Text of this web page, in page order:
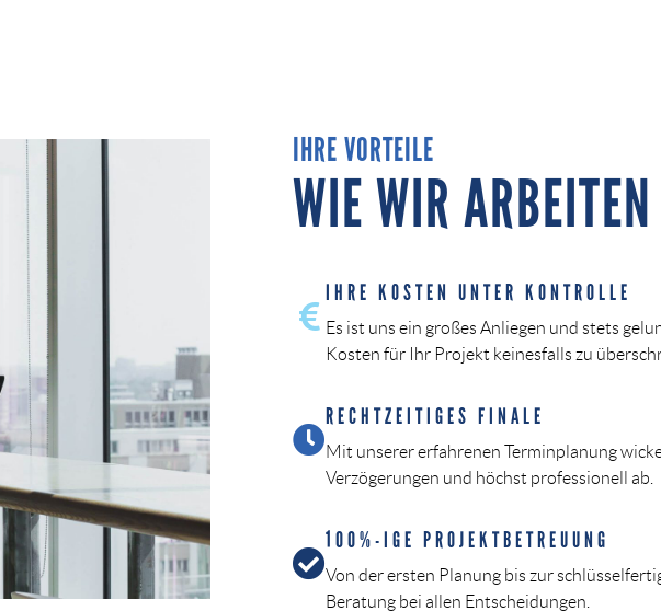
IHRE VORTEILE
WIE WIR ARBEITEN
IHRE KOSTEN UNTER KONTROLLE
Es ist uns ein großes Anliegen und stets
Kosten für Ihr Projekt keinesfalls zu
RECHTZEITIGES FINALE
Mit unserer erfahrenen Terminplanung
Verzögerungen und höchst professionell ab.
100%-IGE PROJEKTBETREUUNG
Von der ersten Planung bis zur
Beratung bei allen Entscheidungen.